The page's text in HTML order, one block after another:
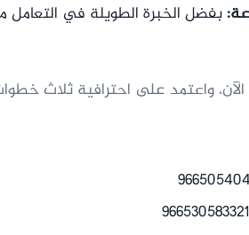
بفضل الخبرة الطويلة في التعامل
واعتمد على احترافية ثلاث